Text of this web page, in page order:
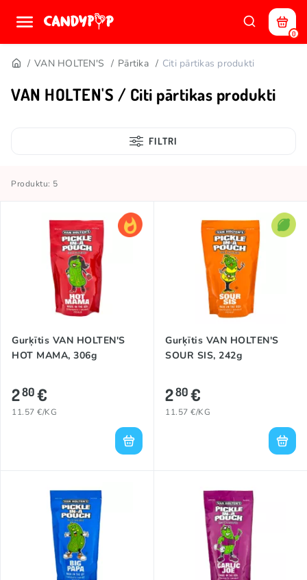
0
VAN HOLTEN'S Pārtika Citi pārtikas produkti
VAN HOLTEN'S / Citi pārtikas produkti
FILTRI
Produktu: 5
Gurķītis VAN HOLTEN'S
HOT MAMA, 306g
280€
11.57 €/KG
Gurķītis VAN HOLTEN'S
SOUR SIS, 242g
280€
11.57 €/KG